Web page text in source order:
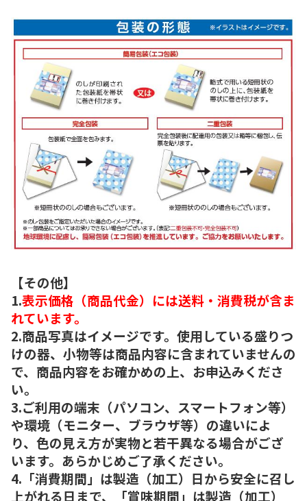
【その他】
1.表示価格（商品代金）には送料・消費税が含ま
れています。
2.商品写真はイメージです。使用している盛りつ
けの器、小物等は商品内容に含まれていませんの
で、商品内容をお確かめの上、お申込みくださ
い。
3.ご利用の端末（パソコン、スマートフォン等）
や環境（モニター、ブラウザ等）の違いによ
り、色の見え方が実物と若干異なる場合がござ
います。あらかじめご了承ください。
4.「消費期間」は製造（加工）日から安全に召し
上がれる日まで、「賞味期間」は製造（加工）